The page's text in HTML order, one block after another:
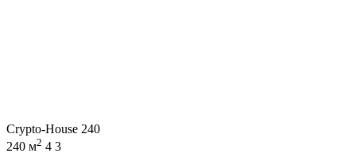
Crypto-House 240
240 м2 4 3